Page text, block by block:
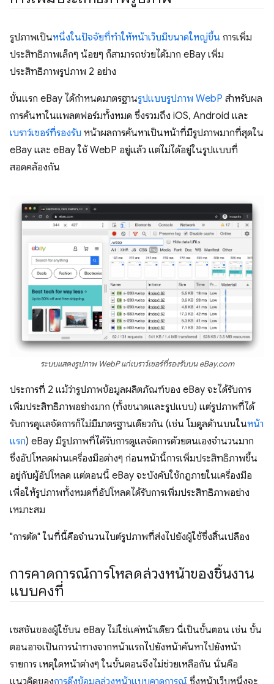
รูปภาพเป็นหนึ่งในปัจจัยที่ทําให้หน้าเว็บมีขนาดใหญ่ขึ้น การเพิ่ม
ประสิทธิภาพเล็กๆ น้อยๆ ก็สามารถช่วยได้มาก eBay เพิ่ม
ประสิทธิภาพรูปภาพ 2 อย่าง
ขั้นแรก eBay ได้กำหนดมาตรฐานรูปแบบรูปภาพ WebP สำหรับผล
การค้นหาในแพลตฟอร์มทั้งหมด ซึ่งรวมถึง iOS, Android และ
เบราว์เซอร์ที่รองรับ หน้าผลการค้นหาเป็นหน้าที่มีรูปภาพมากที่สุดใน
eBay และ eBay ใช้ WebP อยู่แล้ว แต่ไม่ได้อยู่ในรูปแบบที่
สอดคล้องกัน
ระบบแสดงรูปภาพ WebP แก่เบราว์เซอร์ที่รองรับบน eBay.com
ประการที่ 2 แม้ว่ารูปภาพข้อมูลผลิตภัณฑ์ของ eBay จะได้รับการ
เพิ่มประสิทธิภาพอย่างมาก (ทั้งขนาดและรูปแบบ) แต่รูปภาพที่ได้
รับการดูแลจัดการก็ไม่มีมาตรฐานเดียวกัน (เช่น โมดูลด้านบนในหน้า
แรก) eBay มีรูปภาพที่ได้รับการดูแลจัดการด้วยตนเองจำนวนมาก
ซึ่งอัปโหลดผ่านเครื่องมือต่างๆ ก่อนหน้านี้การเพิ่มประสิทธิภาพขึ้น
อยู่กับผู้อัปโหลด แต่ตอนนี้ eBay จะบังคับใช้กฎภายในเครื่องมือ
เพื่อให้รูปภาพทั้งหมดที่อัปโหลดได้รับการเพิ่มประสิทธิภาพอย่าง
เหมาะสม
"การตัด" ในที่นี้คือจำนวนไบต์รูปภาพที่ส่งไปยังผู้ใช้ซึ่งสิ้นเปลือง
การคาดการณ์การโหลดล่วงหน้าของชิ้นงาน
แบบคงที่
เซสชันของผู้ใช้บน eBay ไม่ใช่แค่หน้าเดียว นี่เป็นขั้นตอน เช่น ขั้น
ตอนอาจเป็นการนำทางจากหน้าแรกไปยังหน้าค้นหาไปยังหน้า
รายการ เหตุใดหน้าต่างๆ ในขั้นตอนจึงไม่ช่วยเหลือกัน นั่นคือ